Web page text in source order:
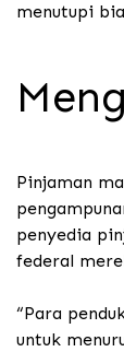
menutupi
Pinjaman
penyedia
federal
“Para
untuk